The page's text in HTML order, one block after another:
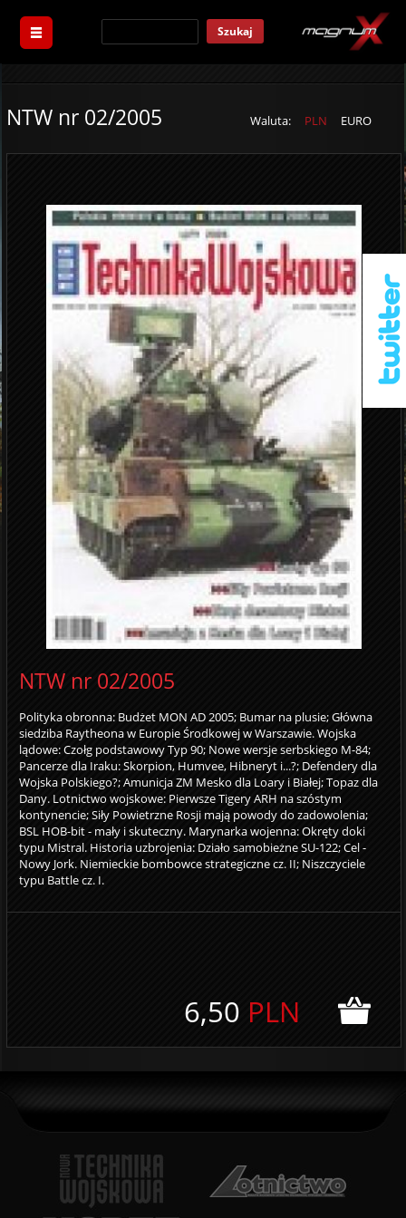
Szukaj
Waluta: PLN EURO
NTW nr 02/2005
NTW nr 02/2005
Polityka obronna: Budżet MON AD 2005; Bumar na plusie; Główna
siedziba Raytheona w Europie Środkowej w Warszawie. Wojska
lądowe: Czołg podstawowy Typ 90; Nowe wersje serbskiego M-84;
Pancerze dla Iraku: Skorpion, Humvee, Hibneryt i...?; Defendery dla
Wojska Polskiego?; Amunicja ZM Mesko dla Loary i Białej; Topaz dla
Dany. Lotnictwo wojskowe: Pierwsze Tigery ARH na szóstym
kontynencie; Siły Powietrzne Rosji mają powody do zadowolenia;
BSL HOB-bit - mały i skuteczny. Marynarka wojenna: Okręty doki
typu Mistral. Historia uzbrojenia: Działo samobieżne SU-122; Cel -
Nowy Jork. Niemieckie bombowce strategiczne cz. II; Niszczyciele
typu Battle cz. I.
6,50 PLN